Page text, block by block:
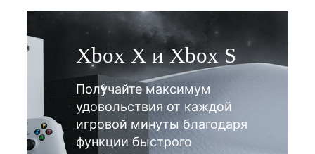
Xbox X и Xbox S
Получайте максимум
удовольствия от каждой
игровой минуты благодаря
функции быстрого